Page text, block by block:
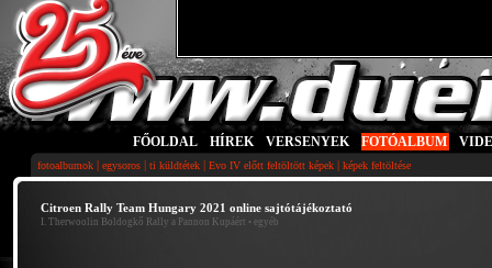
FŐOLDAL HÍREK VERSENYEK FOTÓALBUM
fotoalbumok | egysoros | ti küldtétek | Evo IV előtt feltöltött képek | képek feltöltése
Citroen Rally Team Hungary 2021 online sajtótájékoztató
I. Therwoolin Boldogkő Rally a Pannon Kupáért • egyéb